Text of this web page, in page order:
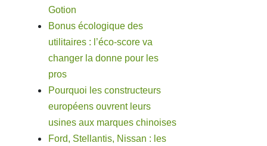
Gotion
Bonus écologique des
utilitaires : l’éco-score va
changer la donne pour les
pros
Pourquoi les constructeurs
européens ouvrent leurs
usines aux marques chinoises
Ford, Stellantis, Nissan : les